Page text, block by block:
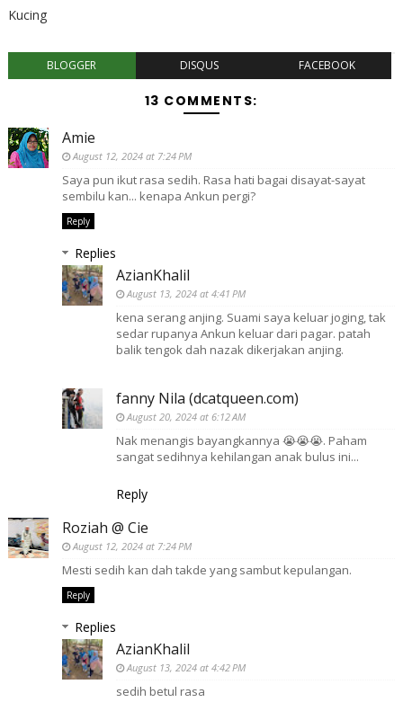
Kucing
BLOGGER DISQUS FACEBOOK
13 COMMENTS:
Amie
August 12, 2024 at 7:24 PM
Saya pun ikut rasa sedih. Rasa hati bagai disayat-sayat
sembilu kan... kenapa Ankun pergi?
Reply
Replies
AzianKhalil
August 13, 2024 at 4:41 PM
kena serang anjing. Suami saya keluar joging, tak
sedar rupanya Ankun keluar dari pagar. patah
balik tengok dah nazak dikerjakan anjing.
fanny Nila (dcatqueen.com)
August 20, 2024 at 6:12 AM
Nak menangis bayangkannya 😭😭😭. Paham
sangat sedihnya kehilangan anak bulus ini...
Reply
Roziah @ Cie
August 12, 2024 at 7:24 PM
Mesti sedih kan dah takde yang sambut kepulangan.
Reply
Replies
AzianKhalil
August 13, 2024 at 4:42 PM
sedih betul rasa